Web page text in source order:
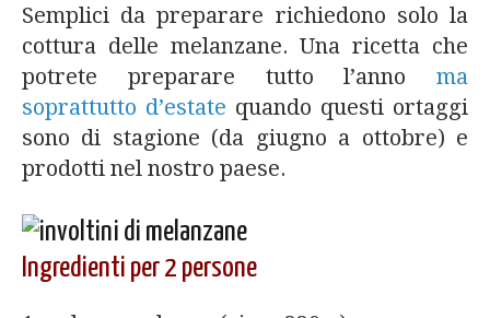
Semplici da preparare richiedono solo la
cottura delle melanzane. Una ricetta che
potrete preparare tutto l’anno ma
soprattutto d’estate quando questi ortaggi
sono di stagione (da giugno a ottobre) e
prodotti nel nostro paese.
Ingredienti per 2 persone